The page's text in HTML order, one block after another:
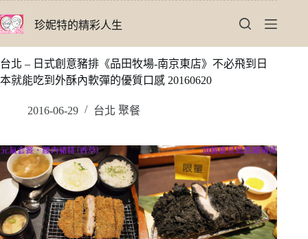
至
要
內
珍妮特的精彩人生
台北 – 日式創意豬排《品田牧場-南京東店》不必飛到日
本就能吃到外酥內軟彈的優質口感 20160620
2016-06-29 台北 聚餐